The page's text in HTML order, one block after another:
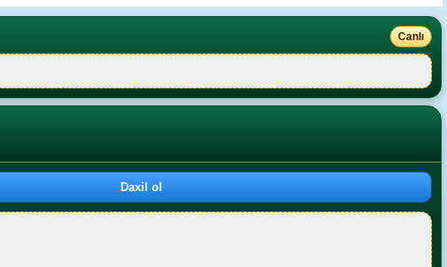
Canlı
Daxil ol